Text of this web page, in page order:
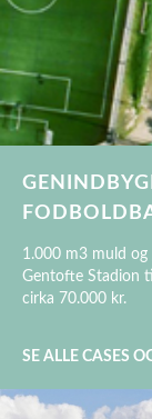
1.000 m3 muld
Gentofte Stadion
cirka 70.000 kr.
SE ALLE CASES